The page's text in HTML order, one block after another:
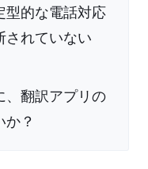
型的な電話対応
されていない
、翻訳アプリの
？